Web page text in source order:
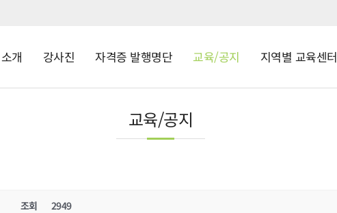
개 강사진 자격증 발행명단 교육/공지 지역별 교육센터
교육/공지
조회 2949